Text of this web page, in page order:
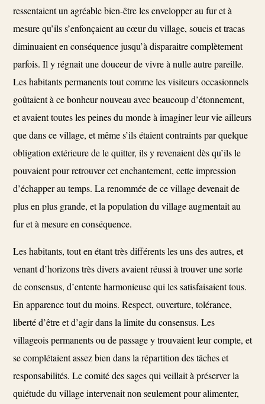
ressentaient un agréable bien-être les envelopper au fur et à
mesure qu’ils s’enfonçaient au cœur du village, soucis et tracas
diminuaient en conséquence jusqu’à disparaitre complètement
parfois. Il y régnait une douceur de vivre à nulle autre pareille.
Les habitants permanents tout comme les visiteurs occasionnels
goûtaient à ce bonheur nouveau avec beaucoup d’étonnement,
et avaient toutes les peines du monde à imaginer leur vie ailleurs
que dans ce village, et même s’ils étaient contraints par quelque
obligation extérieure de le quitter, ils y revenaient dès qu’ils le
pouvaient pour retrouver cet enchantement, cette impression
d’échapper au temps. La renommée de ce village devenait de
plus en plus grande, et la population du village augmentait au
fur et à mesure en conséquence.
Les habitants, tout en étant très différents les uns des autres, et
venant d’horizons très divers avaient réussi à trouver une sorte
de consensus, d’entente harmonieuse qui les satisfaisaient tous.
En apparence tout du moins. Respect, ouverture, tolérance,
liberté d’être et d’agir dans la limite du consensus. Les
villageois permanents ou de passage y trouvaient leur compte, et
se complétaient assez bien dans la répartition des tâches et
responsabilités. Le comité des sages qui veillait à préserver la
quiétude du village intervenait non seulement pour alimenter,